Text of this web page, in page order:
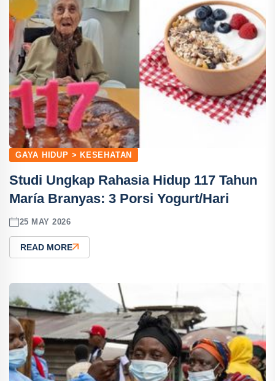
GAYA HIDUP > KESEHATAN
Studi Ungkap Rahasia Hidup 117 Tahun
María Branyas: 3 Porsi Yogurt/Hari
25 MAY 2026
READ MORE